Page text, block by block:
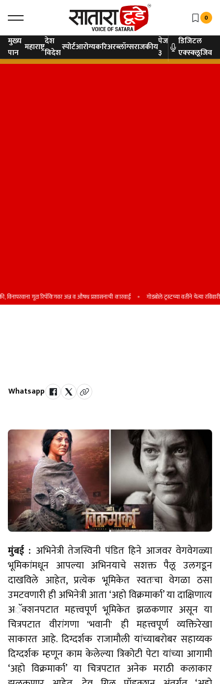
0
मुख्य
पान महाराष्ट्रदेश
विदेशस्पोर्टआरोग्यकरिअरब्लॉग्सराजकीयपेज
३
डिजिटल
एक्स्क्लूजिव
गूळ रिपॅकिंगवर अन्न व औषध प्रशासनाची कारवाई गोडबोले ट्रस्टच्या वतीने येत्या रविवारी
Whatsapp
मुंबई : अभिनेत्री तेजस्विनी पंडित हिने आजवर वेगवेगळ्या
भूमिकांमधून आपल्या अभिनयाचे सशक्त पैलू उलगडून
दाखविले आहेत, प्रत्येक भूमिकेत स्वतःचा वेगळा ठसा
उमटवणारी ही अभिनेत्री आता ‘अहो विक्रमार्का’ या दाक्षिणात्य
अॅक्शनपटात महत्त्वपूर्ण भूमिकेत झळकणार असून या
चित्रपटात वीरांगणा 'भवानी' ही महत्त्वपूर्ण व्यक्तिरेखा
साकारत आहे. दिग्दर्शक राजामौली यांच्याबरोबर सहाय्यक
दिग्दर्शक म्हणून काम केलेल्या त्रिकोटी पेटा यांच्या आगामी
‘अहो विक्रमार्का’ या चित्रपटात अनेक मराठी कलाकार